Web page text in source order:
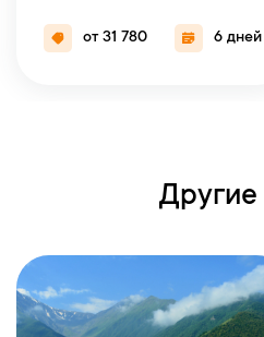
от 31 780 6 дней
Другие